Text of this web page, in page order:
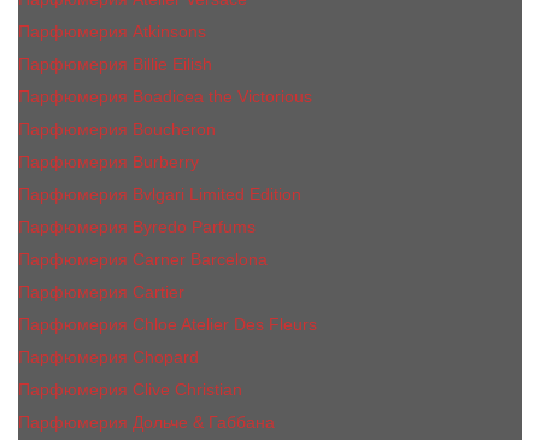
Парфюмерия Atkinsons
Парфюмерия Billie Eilish
Парфюмерия Boadicea the Victorious
Парфюмерия Boucheron
Парфюмерия Burberry
Парфюмерия Bvlgari Limited Edition
Парфюмерия Byredo Parfums
Парфюмерия Carner Barcelona
Парфюмерия Cartier
Парфюмерия Chloe Atelier Des Fleurs
Парфюмерия Сhopard
Парфюмерия Clive Christian
Парфюмерия Дольче & Габбана